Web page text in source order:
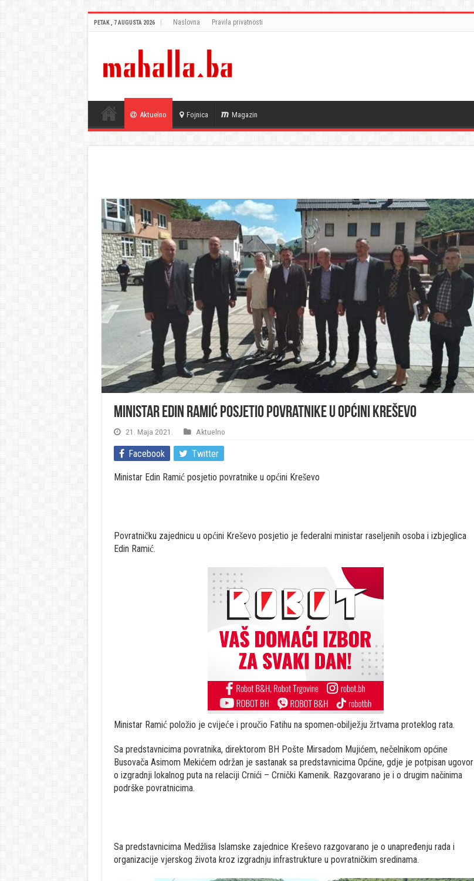
PETAK , 7 AUGUSTA 2026 Naslovna Pravila privatnosti
Aktuelno Fojnica Magazin
Ministar Edin Ramić posjetio povratnike u općini Kreševo
21. Maja 2021. Aktuelno
Facebook Twitter
Ministar Edin Ramić posjetio povratnike u općini Kreševo
Povratničku zajednicu u općini Kreševo posjetio je federalni ministar raseljenih osoba i izbjeglica
Edin Ramić.
Ministar Ramić položio je cvijeće i proučio Fatihu na spomen-obilježju žrtvama proteklog rata.
Sa predstavnicima povratnika, direktorom BH Pošte Mirsadom Mujićem, nečelnikom općine
Busovača Asimom Mekićem održan je sastanak sa predstavnicima Općine, gdje je potpisan ugovor
o izgradnji lokalnog puta na relaciji Crnići – Crnički Kamenik. Razgovarano je i o drugim načinima
podrške povratnicima.
Sa predstavnicima Medžlisa Islamske zajednice Kreševo razgovarano je o unapređenju rada i
organizacije vjerskog života kroz izgradnju infrastrukture u povratničkim sredinama.